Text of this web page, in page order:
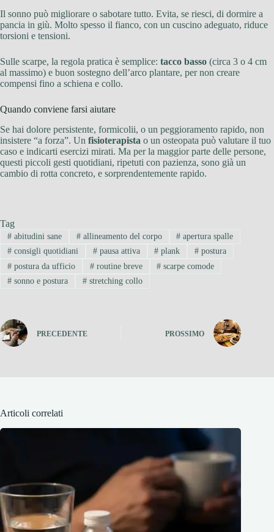
Il sonno può migliorare o sabotare tutto. Evita, se riesci, di dormire a
pancia in giù. Molto spesso il fianco, con un cuscino adeguato, riduce
torsioni e tensioni.
Sulle scarpe, la regola pratica è semplice: tacco basso (circa 3 o 4 cm
al massimo) e buon sostegno dell’arco plantare, per non creare
compensi fino a schiena e collo.
Quando conviene farsi aiutare
Se hai dolore persistente, formicolii, o un peggioramento rapido, non
insistere “a forza”. Un fisioterapista o un osteopata può valutare il tuo
caso e indicarti esercizi mirati. Ma per la maggior parte delle persone,
questi piccoli gesti quotidiani, ripetuti con pazienza, sono già un
cambio di rotta concreto, e sorprendentemente rapido.
Tag
#abitudini sane #allineamento del corpo # apertura spalle
#consigli quotidiani #pausa attiva # plank # postura
#postura da ufficio #routine breve # scarpe comode
#sonno e postura #stretching collo
PRECEDENTE PROSSIMO
Articoli correlati